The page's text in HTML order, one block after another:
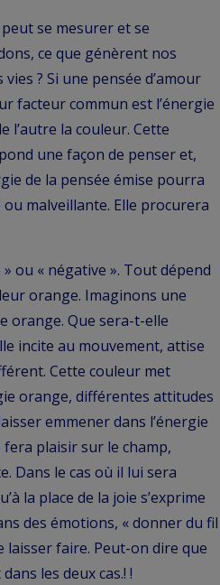
se mesurer et se
ce que génèrent nos
? Si une pensée d’amour
facteur commun est l’énergie
l’autre la couleur. Cette
une façon de penser et,
de la pensée émise pourra
malveillante. Elle procurera
ou « négative ». Tout dépend
orange. Imaginons une
orange. Que sera-t-elle
incite au mouvement, attise
Cette couleur met
orange, différentes attitudes
emmener dans l’énergie
fera plaisir sur le champ,
Dans le cas où il lui sera
la place de la joie s’exprime
des émotions, « donner du fil
laisser faire. Peut-on dire que
les deux cas.! !